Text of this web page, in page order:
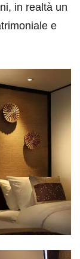
in realtà un
e